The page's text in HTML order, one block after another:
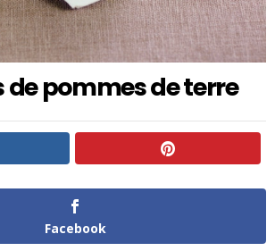
de pommes de terre
Facebook